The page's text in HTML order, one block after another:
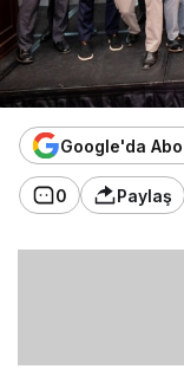
Google'da
0 Paylaş